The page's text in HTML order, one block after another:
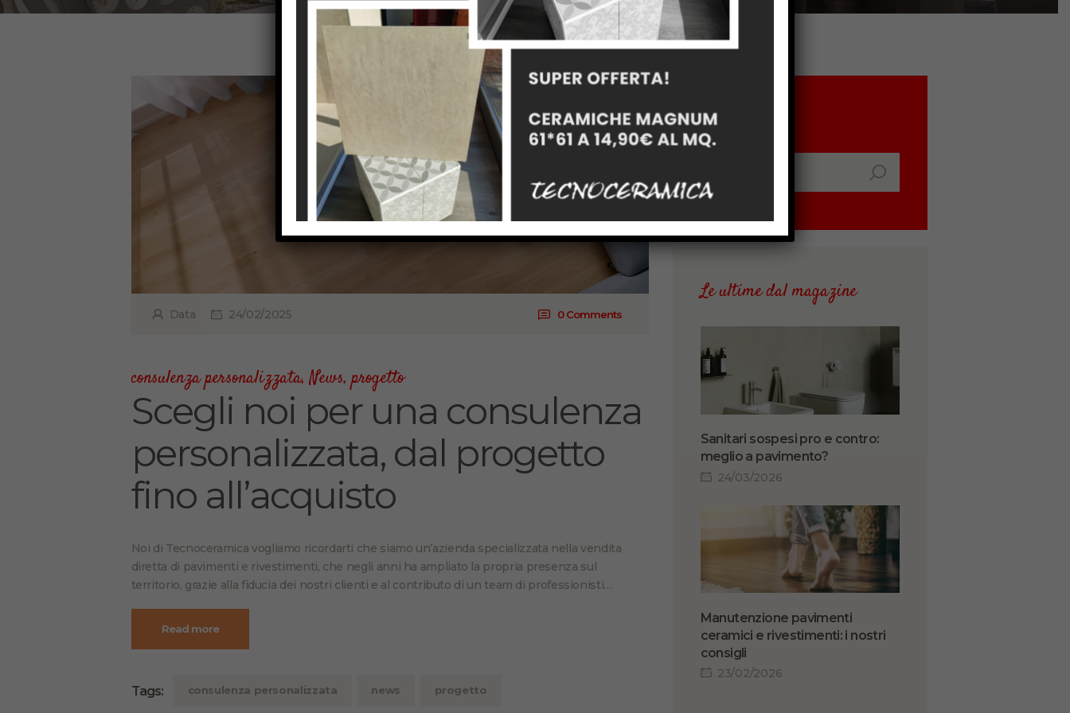
Data 24/02/2025 0 Comments
consulenza personalizzata,News,progetto
Scegli noi per una consulenza
personalizzata, dal progetto
fino all’acquisto
Noi di Tecnoceramica vogliamo ricordarti che siamo un’azienda specializzata nella vendita
diretta di pavimenti e rivestimenti, che negli anni ha ampliato la propria presenza sul
territorio, grazie alla fiducia dei nostri clienti e al contributo di un team di professionisti…
Read more
Tags: consulenza personalizzata news progetto
Search
per:
Le ultime dal magazine
Sanitari sospesi pro e contro:
meglio a pavimento?
24/03/2026
Manutenzione pavimenti
ceramici e rivestimenti: i nostri
consigli
23/02/2026